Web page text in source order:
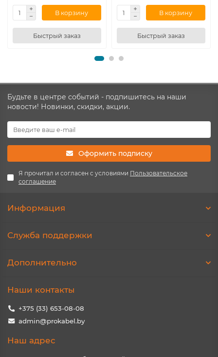
В корзину
Быстрый заказ
В корзину
Быстрый заказ
Будьте в центре событий - подпишитесь на наши
новости! Новинки, скидки, акции.
Оформить подписку
Я прочитал и согласен с условиями Пользовательское
соглашение
Информация
Служба поддержки
Дополнительно
Наши контакты
+375 (33) 653-08-08
admin@prokabel.by
Наш адрес